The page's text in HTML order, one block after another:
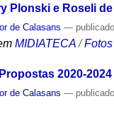
Plonski e Roseli
de Calasans — publicado
MIDIATECA /Fotos
2020-
de Calasans — publicado